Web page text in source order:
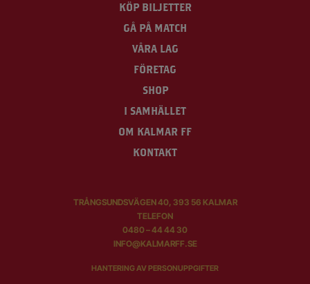
KÖP BILJETTER
GÅ PÅ MATCH
VÅRA LAG
FÖRETAG
SHOP
I SAMHÄLLET
OM KALMAR FF
KONTAKT
TRÅNGSUNDSVÄGEN 40, 393 56 KALMAR
TELEFON
0480 – 44 44 30
INFO@KALMARFF.SE
HANTERING AV PERSONUPPGIFTER